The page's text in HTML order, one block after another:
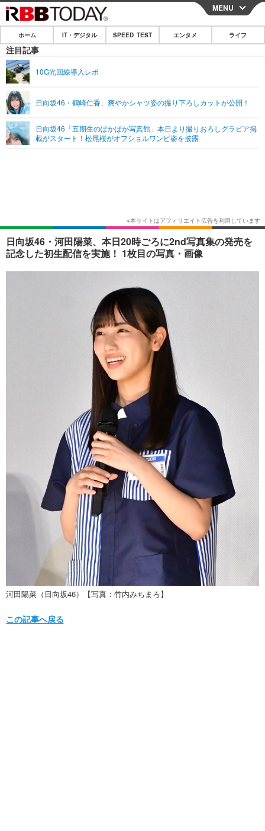
CLOSE
ホーム
IT・デジタル
ショッピング その他
SPEED TEST
エンタメ
エンタメTOP 映画・ドラマ
ショッピング その他
ライフ
MENU
ホーム IT・デジタル SPEED TEST エンタメ ライフ
注目記事
10G光回線導入レポ
日向坂46・鶴崎仁香、爽やかシャツ姿の撮り下ろしカットが公開！
日向坂46「五期生のぽかぽか写真館」本日より撮りおろしグラビア掲
載がスタート！松尾桜がオフショルワンピ姿を披露
日向坂46・河田陽菜、本日20時ごろに2nd写真集の発売を
記念した初生配信を実施！ 1枚目の写真・画像
河田陽菜（日向坂46）【写真：竹内みちまろ】
この記事へ戻る